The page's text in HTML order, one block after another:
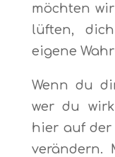
möchten
lüften,
eigene
Wenn du
wer du
hier auf der
verändern.